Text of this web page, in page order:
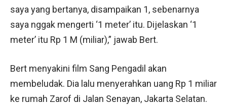
saya yang bertanya, disampaikan 1, sebenarnya
saya nggak mengerti ‘1 meter’ itu. Dijelaskan ‘1
meter’ itu Rp 1 M (miliar),” jawab Bert.
Bert menyakini film Sang Pengadil akan
membeludak. Dia lalu menyerahkan uang Rp 1 miliar
ke rumah Zarof di Jalan Senayan, Jakarta Selatan.